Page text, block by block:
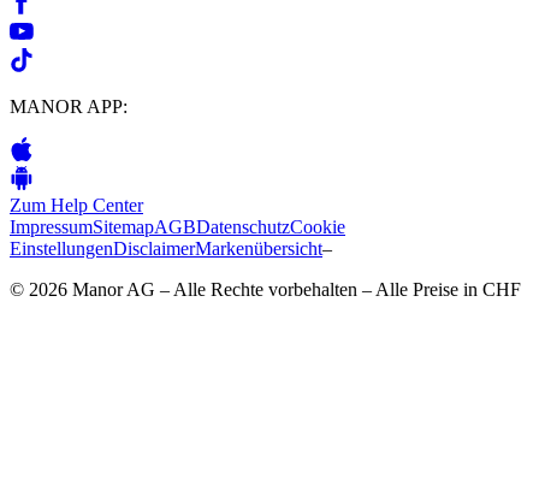
MANOR APP:
Zum Help Center
ImpressumSitemapAGBDatenschutzCookie
EinstellungenDisclaimerMarkenübersicht–
© 2026 Manor AG – Alle Rechte vorbehalten – Alle Preise in CHF